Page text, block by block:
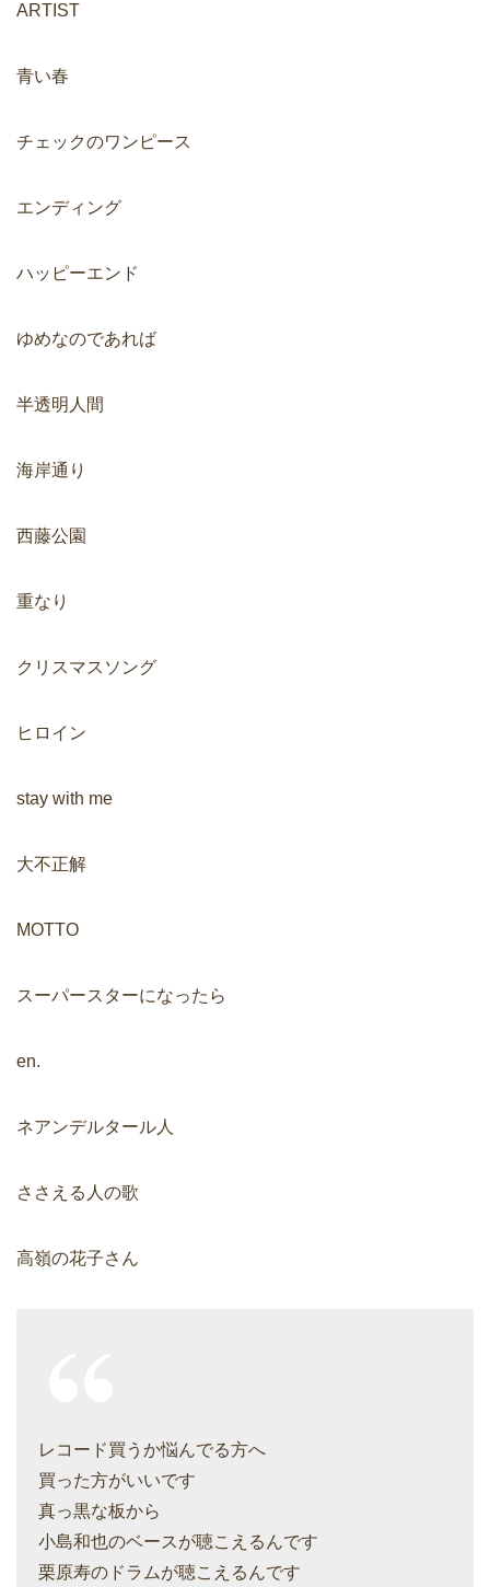
ARTIST
青い春
チェックのワンピース
エンディング
ハッピーエンド
ゆめなのであれば
半透明人間
海岸通り
西藤公園
重なり
クリスマスソング
ヒロイン
stay with me
大不正解
MOTTO
スーパースターになったら
en.
ネアンデルタール人
ささえる人の歌
高嶺の花子さん
レコード買うか悩んでる方へ
買った方がいいです
真っ黒な板から
小島和也のベースが聴こえるんです
栗原寿のドラムが聴こえるんです